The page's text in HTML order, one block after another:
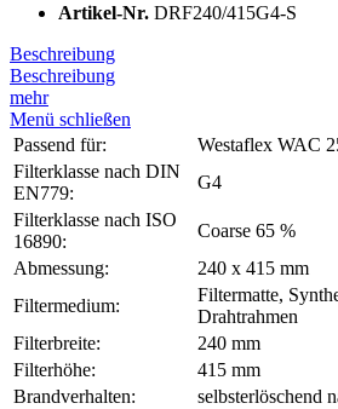
Artikel-Nr. DRF240/415G4-S
Beschreibung
Beschreibung
mehr
Menü schließen
Passend für:
Westaflex WAC
Filterklasse nach DIN
EN779:
G4
Filterklasse nach ISO
16890:
Coarse 65 %
Abmessung:
240 x 415 mm
Filtermedium:
Filtermatte,
Drahtrahmen
Filterbreite:
240 mm
Filterhöhe:
415 mm
Brandverhalten:
selbsterlöschend